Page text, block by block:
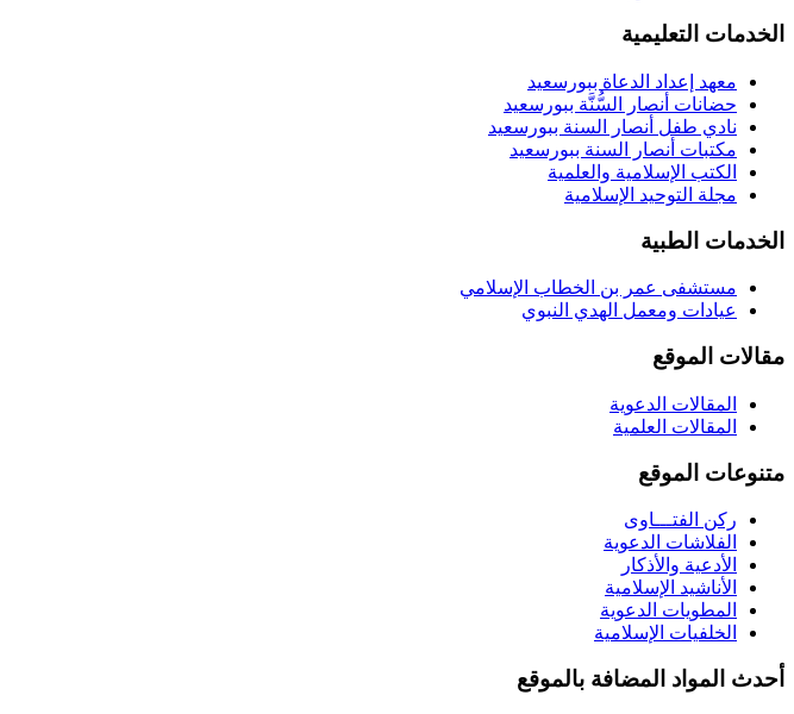
الخدمات التعليمية
معهد إعداد الدعاة ببورسعيد
حضانات أنصار السُّنَّة ببورسعيد
نادي طفل أنصار السنة ببورسعيد
مكتبات أنصار السنة ببورسعيد
الكتب الإسلامية والعلمية
مجلة التوحيد الإسلامية
الخدمات الطبية
مستشفى عمر بن الخطاب الإسلامي
عيادات ومعمل الهدي النبوي
مقالات الموقع
المقالات الدعوية
المقالات العلمية
متنوعات الموقع
ركن الفتـــاوى
الفلاشات الدعوية
الأدعية والأذكار
الأناشيد الإسلامية
المطويات الدعوية
الخلفيات الإسلامية
أحدث المواد المضافة بالموقع